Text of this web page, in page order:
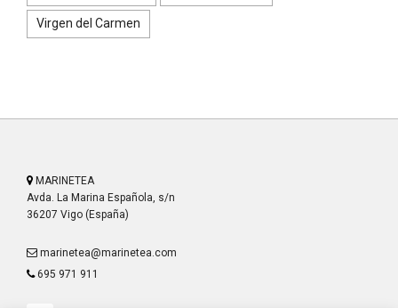
Virgen del Carmen
MARINETEA
Avda. La Marina Española, s/n
36207 Vigo (España)
marinetea@marinetea.com
695 971 911